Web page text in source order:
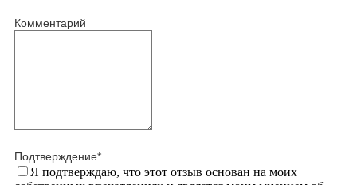
Комментарий
Подтверждение*
Я подтверждаю, что этот отзыв основан на моих